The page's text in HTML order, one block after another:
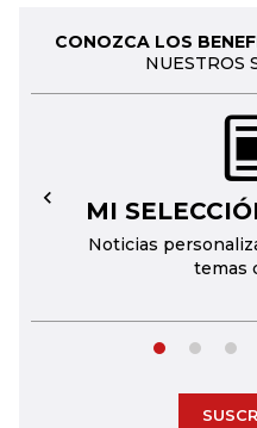
CONOZCA LOS
NUESTROS
MI
Noticias
temas
←